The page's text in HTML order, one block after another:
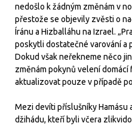
nedošlo k žádným změnám v
přestože se objevily zvěsti o
Íránu a Hizballáhu na Izrael.
poskytli dostatečné varování a
Dokud však neřekneme něco
změnám pokynů velení domácí
aktualizovat pouze v případě
Mezi devíti příslušníky Hamásu
džihádu, kteří byli včera